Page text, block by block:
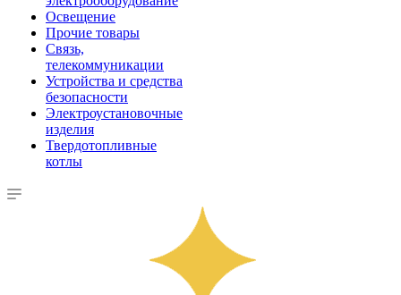
Освещение
Прочие товары
Связь,
телекоммуникации
Устройства и средства
безопасности
Электроустановочные
изделия
Твердотопливные
котлы